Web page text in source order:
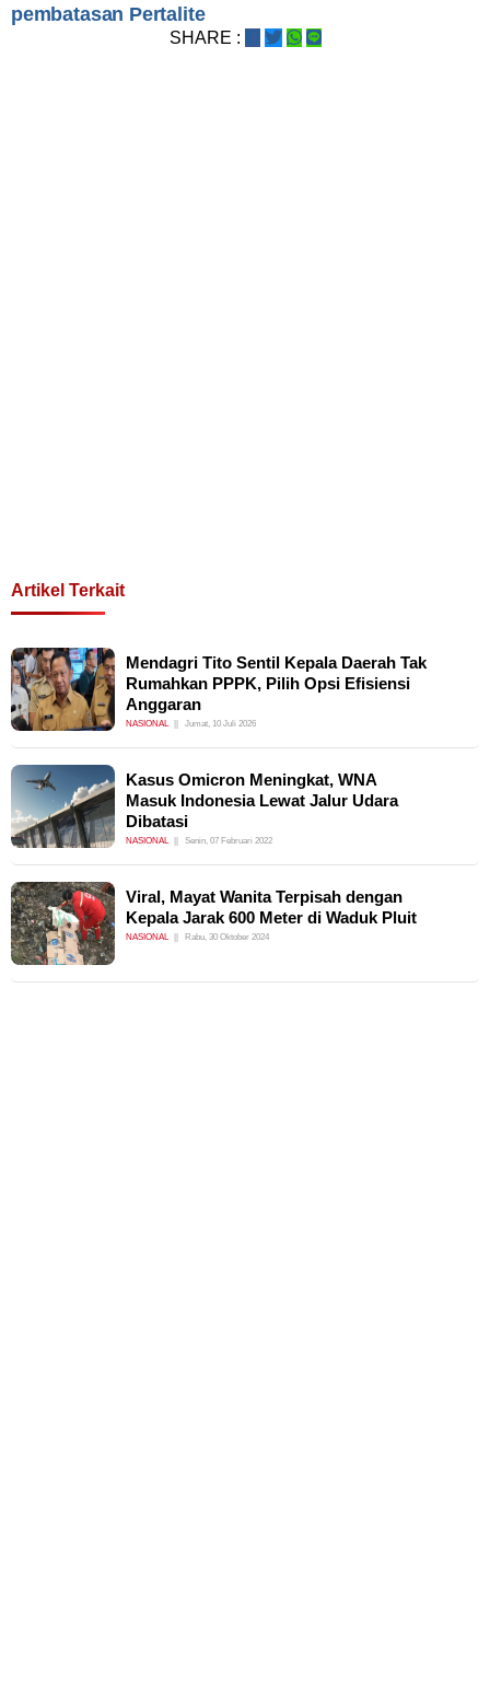
pembatasan Pertalite
SHARE :
Artikel Terkait
Mendagri Tito Sentil Kepala Daerah Tak
Rumahkan PPPK, Pilih Opsi Efisiensi
Anggaran
NASIONAL Jumat, 10 Juli 2026
Kasus Omicron Meningkat, WNA
Masuk Indonesia Lewat Jalur Udara
Dibatasi
NASIONAL Senin, 07 Februari 2022
Viral, Mayat Wanita Terpisah dengan
Kepala Jarak 600 Meter di Waduk Pluit
NASIONAL Rabu, 30 Oktober 2024